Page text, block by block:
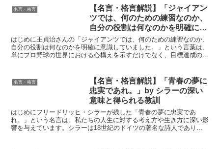
名言・格言
【名言・格言解説】「ジャイアン
ツでは、何のための練習なのか、
自分の役割は何なのかを明確に意
識していました。」by 王貞治 の
深い意味と得られる教訓
はじめに王貞治さんの「ジャイアンツでは、何のための練習なのか、
自分の役割は何なのかを明確に意識していました。」という言葉は、
単にプロ野球の世界における心構えを示すだけでなく、目標達成のた
名言・格言
【名言・格言解説】「青春の夢に
忠実であれ。」by シラーの深い
意味と得られる教訓
はじめにフリードリッヒ・シラーが残した「青春の夢に忠実であ
れ。」という名言は、私たちの人生に対する考え方や生き方に深い影
響を与えています。シラーは18世紀のドイツの著名な詩人であり、